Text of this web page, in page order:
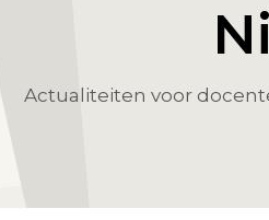
Actualiteiten voor